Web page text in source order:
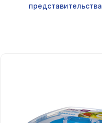
представительства